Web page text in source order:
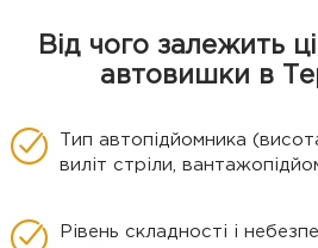
Від чого залежить
автовишки в
Тип автопідйомника
виліт стріли,
Рівень складності і